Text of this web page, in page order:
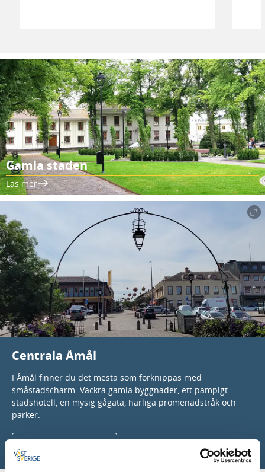
Gamla staden
Läs mer
Centrala Åmål
I Åmål finner du det mesta som förknippas med
småstadscharm. Vackra gamla byggnader, ett pampigt
stadshotell, en mysig gågata, härliga promenadstråk och
parker.